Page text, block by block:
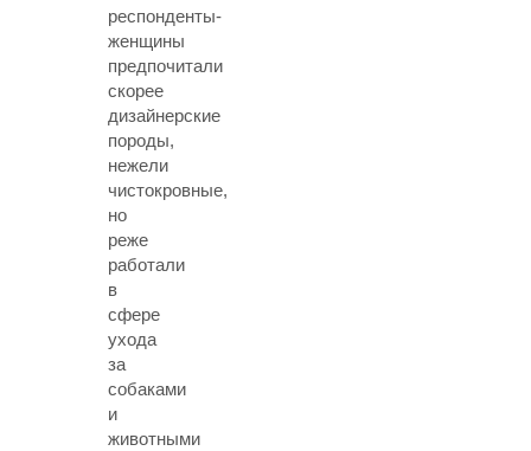
респонденты-
женщины
предпочитали
скорее
дизайнерские
породы,
нежели
чистокровные,
но
реже
работали
в
сфере
ухода
за
собаками
и
животными